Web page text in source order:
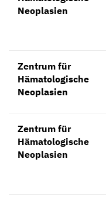
Neoplasien
Zentrum für
Hämatologische
Neoplasien
Zentrum für
Hämatologische
Neoplasien